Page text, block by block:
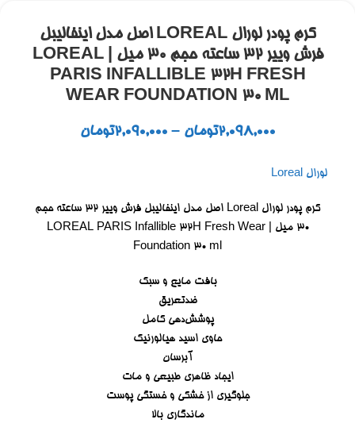
کرم پودر لورال LOREAL اصل مدل اینفالیبل
فرش وییر 32 ساعته حجم ۳۰ میل | LOREAL
PARIS INFALLIBLE 32H FRESH
WEAR FOUNDATION 30 ML
2,098,000تومان –
2,090,000تومان
لورال Loreal
کرم پودر لورال Loreal اصل مدل اینفالیبل فرش وییر 32 ساعته حجم
۳۰ میل | LOREAL PARIS Infallible 32H Fresh Wear
Foundation 30 ml
بافت مایع و سبک
ضدتعریق
پوشش‌دهی کامل
حاوی اسید هیالورنیک
آبرسان
ایجاد ظاهری طبیعی و مات
جلوگیری از خشکی و خستگی پوست
ماندگاری بالا